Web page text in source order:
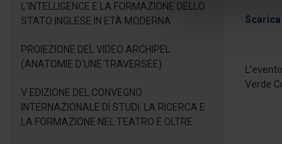
Utilizziamo i cookie
che hanno raccolto
L'INTELLIGENCE E LA FORMAZIONE DELLO
STATO INGLESE IN ETÀ MODERNA
PROIEZIONE DEL VIDEO ARCHIPEL
(ANATOMIE D'UNE TRAVERSÉE)
V EDIZIONE DEL CONVEGNO
INTERNAZIONALE DI STUDI. LA RICERCA E
LA FORMAZIONE NEL TEATRO E OLTRE
Verde